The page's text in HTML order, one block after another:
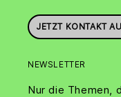
JETZT KONTAKT
NEWSLETTER
Nur die Themen,